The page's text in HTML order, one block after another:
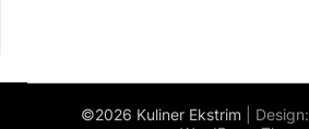
©2026 Kuliner Ekstrim | Design: